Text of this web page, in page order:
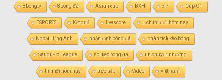
8bongtv 8bong đá Asian cup BXH cr7 Cúp C1
ESPORTS Kết quả livescore Lịch thi đấu hôm nay
Ngoại Hạng Anh nhận định bóng đá phân tích kèo bóng
Saudi Pro League soi kèo bóng đá tin chuyển nhượng
tin mới hôm nay trực tiếp Video việt nam